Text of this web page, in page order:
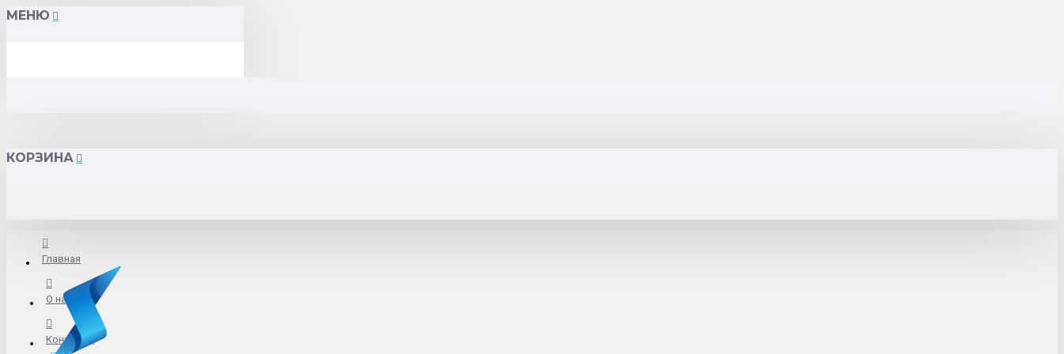
МЕНЮ
КОРЗИНА
Главная
О нас
Контакты